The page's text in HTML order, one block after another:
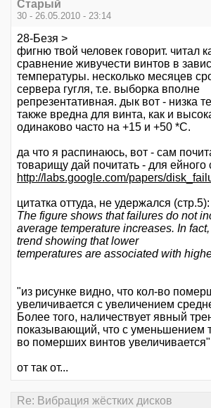
Старый
30 - 26.05.2010 - 23:14
28-Безя >
фигню твой человек говорит. читал
сравнение живучести винтов в
температуры. несколько месяцев
сервера гугля, т.е. выборка вполне
репрезентативная. дык вот - низка
также вредна для винта, как и
одинаково часто на +15 и +50 *С.
да что я распинаюсь, вот - сам
товарищу дай почитать - для ейного
http://labs.google.com/papers/
цитатка оттуда, не удержался (стр.5):
The figure shows that failures do not
average temperature increases. In
trend showing that lower
temperatures are associated with
"из рисунке видно, что кол-во
увеличивается с увеличением
Более того, наличествует явный
показывающий, что с уменьшением
во померших винтов увеличивается"
от так от...
Re: Вибрация жёстких дисков